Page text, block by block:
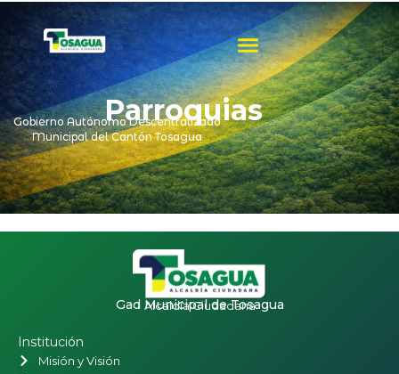
contenido
Parroquias
Gobierno Autónomo Descentralizado
Municipal del Cantón Tosagua
Gad Municipal de Tosagua
Alcaldía Ciudadana
Institución
Misión y Visión